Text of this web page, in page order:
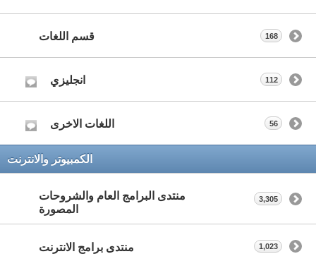
قسم اللغات 168
انجليزي 112
اللغات الاخرى 56
الكمبيوتر والانترنت
منتدى البرامج العام والشروحات
المصورة
3,305
منتدى برامج الانترنت 1,023